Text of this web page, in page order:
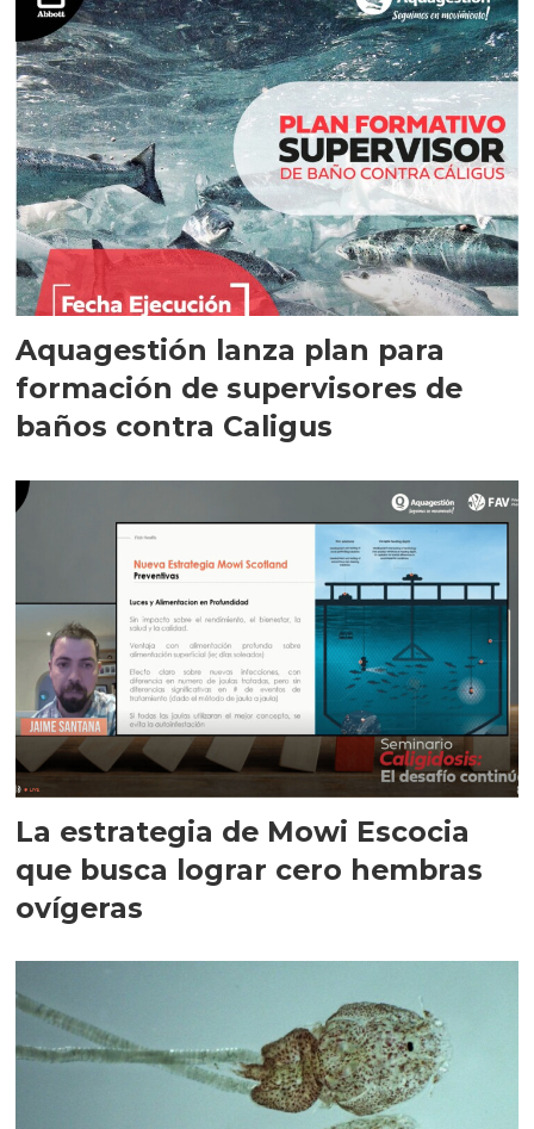
Aquagestión lanza plan para
formación de supervisores de
baños contra Caligus
La estrategia de Mowi Escocia
que busca lograr cero hembras
ovígeras